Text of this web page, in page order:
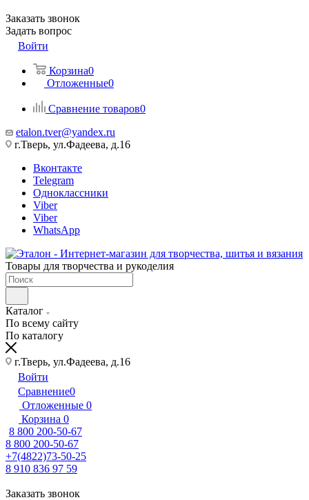
Заказать звонок
Задать вопрос
Войти
Корзина0
Отложенные0
Сравнение товаров0
etalon.tver@yandex.ru
г.Тверь, ул.Фадеева, д.16
Вконтакте
Telegram
Одноклассники
Viber
Viber
WhatsApp
Товары для творчества и рукоделия
Каталог
По всему сайту
По каталогу
г.Тверь, ул.Фадеева, д.16
Войти
Сравнение0
Отложенные 0
Корзина 0
8 800 200-50-67
8 800 200-50-67
+7(4822)73-50-25
8 910 836 97 59
Заказать звонок